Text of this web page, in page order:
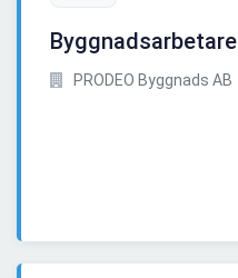
Byggnadsarbetare
PRODEO Byggnads AB